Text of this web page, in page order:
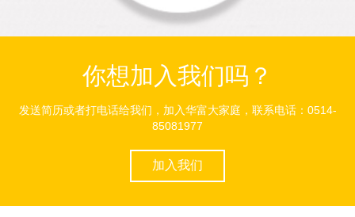
你想加入我们吗？
发送简历或者打电话给我们，加入华富大家庭，联系电话：0514-
85081977
加入我们